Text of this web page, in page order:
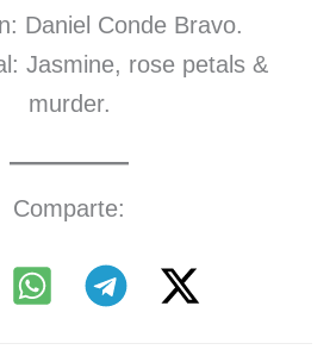
Daniel Conde Bravo.
Jasmine, rose petals &
murder.
Comparte: